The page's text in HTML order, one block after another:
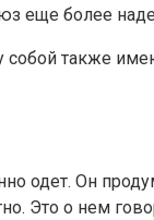
еще более
также
одет. Он
Это о нем